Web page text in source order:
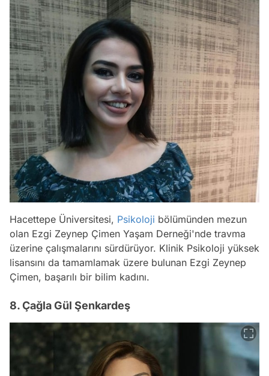
Hacettepe Üniversitesi, Psikoloji bölümünden mezun
olan Ezgi Zeynep Çimen Yaşam Derneği'nde travma
üzerine çalışmalarını sürdürüyor. Klinik Psikoloji yüksek
lisansını da tamamlamak üzere bulunan Ezgi Zeynep
Çimen, başarılı bir bilim kadını.
8. Çağla Gül Şenkardeş